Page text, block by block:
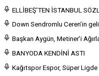
ELLİBEŞ'TEN İSTANBUL
Down Sendromlu Ceren’in
Başkan Aygün, Metiner’i
BANYODA KENDİNİ ASTI
Kağıtspor Espor, Süper